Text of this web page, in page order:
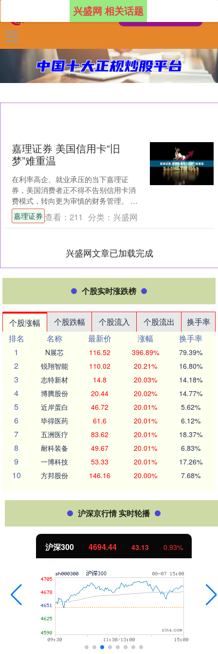
兴盛网 相关话题
嘉理证券 美国信用卡“旧
梦”难重温
在利率高企、就业承压的当下嘉理证
券，美国消费者正不得不告别信用卡消
费模式，转向更为审慎的财务管理。 最
新数据显示，美国信用卡消费增速正显
著放缓。今年上半年，美国....
嘉理证券 查看： 211 分类： 兴盛网
兴盛网文章已加载完成
个股实时涨跌榜
个股涨幅 个股跌幅 个股流入 个股流出
换手率
排名
名称 最新价 涨幅
换手率
1
N展芯 116.52 396.89% 79.39%
2 锐翔智能 110.02 20.21% 16.80%
3 志特新材 14.8 20.03% 14.18%
4 博腾股份 20.44 20.02% 14.77%
5 近岸蛋白 46.72 20.01% 5.62%
6 毕得医药 61.6 20.01% 6.12%
7 五洲医疗 83.62 20.01% 18.37%
8 耐科装备 49.67 20.01% 6.83%
9 一博科技 53.33 20.01% 17.26%
10 方邦股份 146.16 20.00% 7.68%
沪深京行情 实时轮播
4694.44 43.13 0.93%